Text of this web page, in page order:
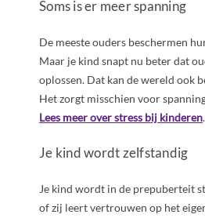
Soms is er meer spanning
De meeste ouders beschermen
Maar je kind snapt nu beter dat
oplossen. Dat kan de wereld ook
Het zorgt misschien voor
Lees meer over stress bij kinderen.
Je kind wordt zelfstandig
Je kind wordt in de prepuberteit
of zij leert vertrouwen op het